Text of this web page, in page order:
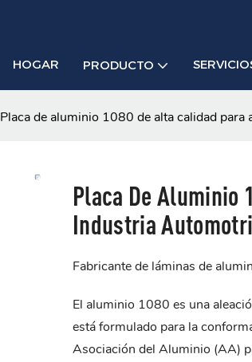
HOGAR PRODUCTO
Placa de aluminio 1080 de alta calidad
Placa De Aluminio
Industria
Fabricante de láminas de
El aluminio 1080 es una
está formulado para la
Asociación del Aluminio (AA)